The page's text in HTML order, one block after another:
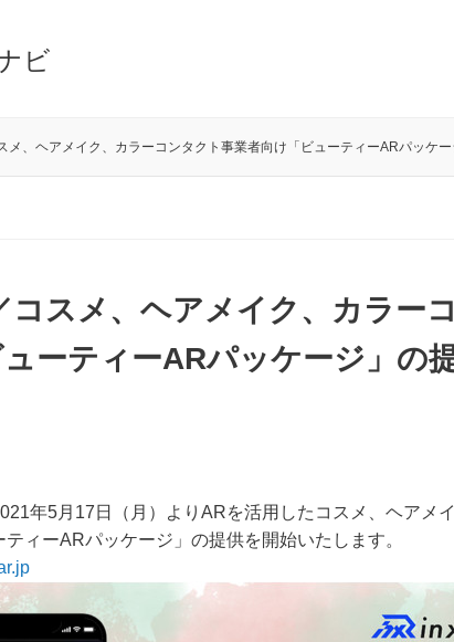
ビ
メ、ヘアメイク、カラーコンタクト事業者向け「ビューティーARパッケー
スメ、ヘアメイク、カラー
ーティーARパッケージ」の
年5月17日（月）よりARを活用したコスメ、ヘアメ
ィーARパッケージ」の提供を開始いたします。